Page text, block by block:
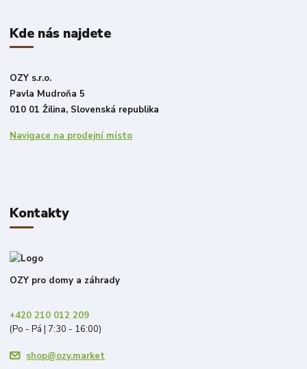
Kde nás najdete
OZY s.r.o.
Pavla Mudroňa 5
010 01 Žilina, Slovenská republika
Navigace na prodejní místo
Kontakty
OZY pro domy a záhrady
+420 210 012 209
(Po - Pá | 7:30 - 16:00)
shop@ozy.market